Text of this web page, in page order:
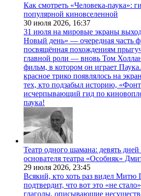
Как смотреть «Человека-паука»:
популярной киновселенной
30 июля 2026, 16:37
31 июля на мировые экраны
Новый день» — очередная часть
посвящённая похождениям
главной роли — вновь Том
фильм, в котором он играет
красное трико появлялось на
тех, кто подзабыл историю,
исчерпывающий гид по
паука!
Театр одного шамана: девять дней
основателя театра «Особняк»
29 июля 2026, 23:45
Всякий, кто хоть раз видел Митю
подтвердит, что вот это «не
глаголы, описывающие